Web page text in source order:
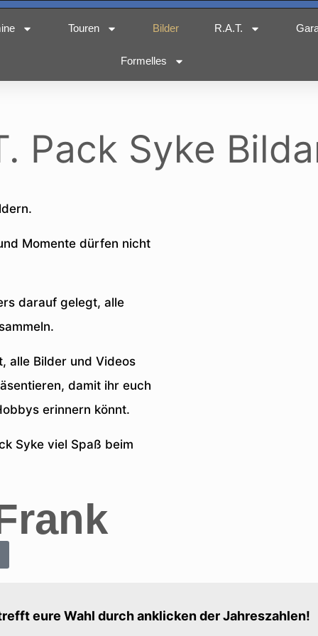
Touren Bilder R.A.T.
Formelles
Pack Syke
Momente dürfen nicht
darauf gelegt, alle
alle Bilder und Videos
damit ihr euch
erinnern könnt.
Syke viel Spaß beim
eure Wahl durch anklicken der Jahreszahlen!